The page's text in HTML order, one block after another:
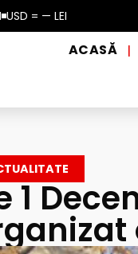
USD = — LEI Intrare
ACASĂ |
1